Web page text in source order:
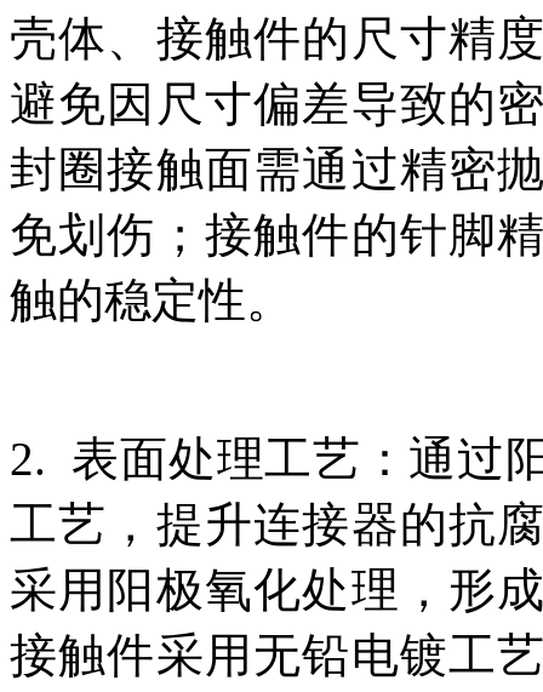
壳体、接触件的尺寸精
避免因尺寸偏差导致的
封圈接触面需通过精密
免划伤；接触件的针脚
触的稳定性。
2. 表面处理工艺：通过
工艺，提升连接器的抗
采用阳极氧化处理，形
接触件采用无铅电镀工